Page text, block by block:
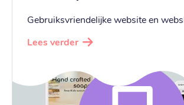
Gebruiksvriendelijke website en
Lees verder